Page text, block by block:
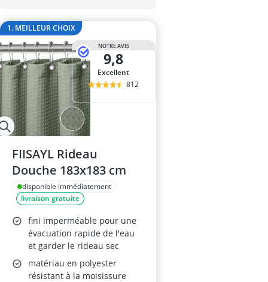
1. MEILLEUR CHOIX
NOTRE AVIS
9,8
Excellent
812
FIISAYL Rideau
Douche 183x183 cm
disponible immédiatement
livraison gratuite
fini imperméable pour une
évacuation rapide de l'eau
et garder le rideau sec
matériau en polyester
résistant à la moisissure